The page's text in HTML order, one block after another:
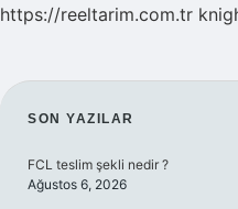
https://reeltarim.com.tr
SIDEBAR
SON YAZILAR
FCL teslim şekli nedir ?
Ağustos 6, 2026